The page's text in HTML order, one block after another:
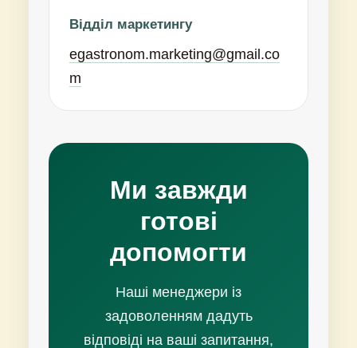
Відділ маркетингу
egastronom.marketing@gmail.co
m
Ми завжди
готові
допомогти
Наші менеджери із
задоволенням дадуть
відповіді на ваші запитання,